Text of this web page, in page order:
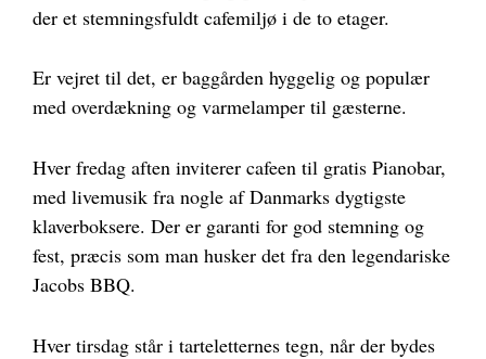
der et stemningsfuldt cafemiljø i de to etager.
Er vejret til det, er baggården hyggelig og populær
med overdækning og varmelamper til gæsterne.
Hver fredag aften inviterer cafeen til gratis Pianobar,
med livemusik fra nogle af Danmarks dygtigste
klaverboksere. Der er garanti for god stemning og
fest, præcis som man husker det fra den legendariske
Jacobs BBQ.
Hver tirsdag står i tarteletternes tegn, når der bydes